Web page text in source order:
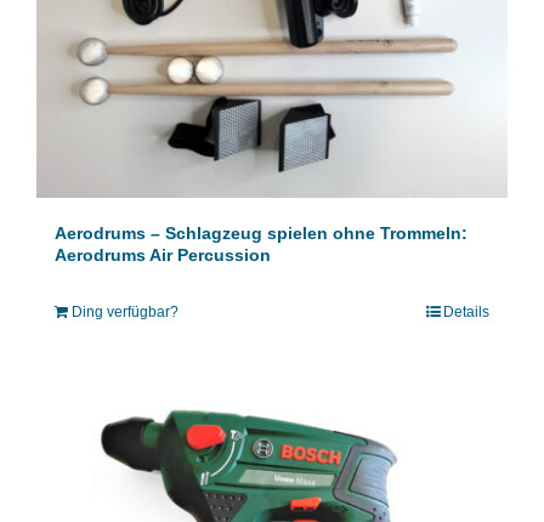
Aerodrums – Schlagzeug spielen ohne Trommeln:
Aerodrums Air Percussion
Ding verfügbar? Details